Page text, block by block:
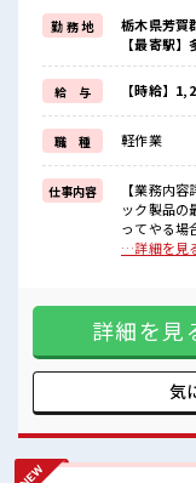
≪女性も活躍中の職場
もちろん男性の応募も
≪土日祝休のお仕事≫
家族や友人と一緒に
≪ラクラク制服アリ≫
制服があるので、
毎日の服装の悩み解
≪初めての仕事だけ
新しいことにチャレ
しっかり働く環境が
イチからスキルUP・
■職場の雰囲気
少人数ですぐに馴染
アットホームな環境☆
勤 務 地
栃木県芳賀
【最寄駅
給 与 【時給】
職 種 軽作業
仕事内容
【業務内
ック製品の
ってやる場
をPCへ入
お仕事PR
ナシのお仕
スメ！ ≪女
すよ！ ≪土
ト満喫！
の悩み解
が整ってい
いきましょう！ ■職場の雰囲気 女性多めで
…詳細を見
詳細を見
気